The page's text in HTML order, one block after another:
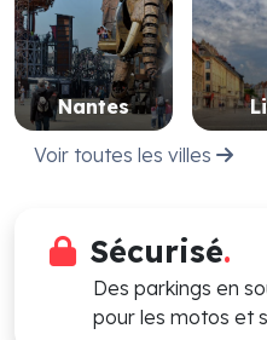
Nantes
Voir toutes les villes
Sécurisé.
Des parkings en
pour les motos et